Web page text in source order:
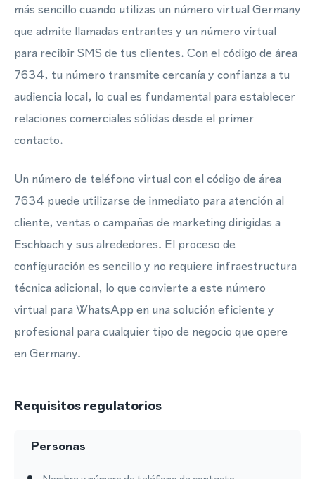
más sencillo cuando utilizas un número virtual Germany
que admite llamadas entrantes y un número virtual
para recibir SMS de tus clientes. Con el código de área
7634, tu número transmite cercanía y confianza a tu
audiencia local, lo cual es fundamental para establecer
relaciones comerciales sólidas desde el primer
contacto.
Un número de teléfono virtual con el código de área
7634 puede utilizarse de inmediato para atención al
cliente, ventas o campañas de marketing dirigidas a
Eschbach y sus alrededores. El proceso de
configuración es sencillo y no requiere infraestructura
técnica adicional, lo que convierte a este número
virtual para WhatsApp en una solución eficiente y
profesional para cualquier tipo de negocio que opere
en Germany.
Requisitos regulatorios
Personas